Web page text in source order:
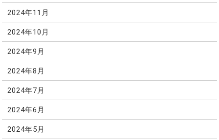
2024年11月
2024年10月
2024年9月
2024年8月
2024年7月
2024年6月
2024年5月